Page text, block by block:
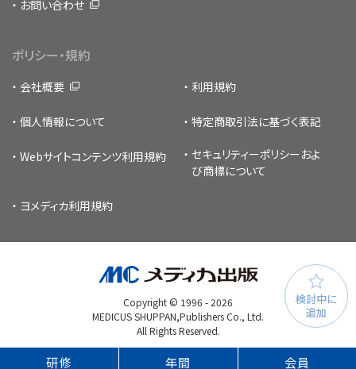
検討中に
追加
お問い合わせ
ポリシー・規約
会社概要 利用規約
個人情報について 特定商取引法に基づく表記
Webサイトコンテンツ利用規約 セキュリティーポリシー およ
び商標について
ヨメディカ利用規約
Copyright © 1996 -2026
MEDICUS SHUPPAN,Publishers Co., Ltd.
All Rights Reserved.
研修 年間 会員